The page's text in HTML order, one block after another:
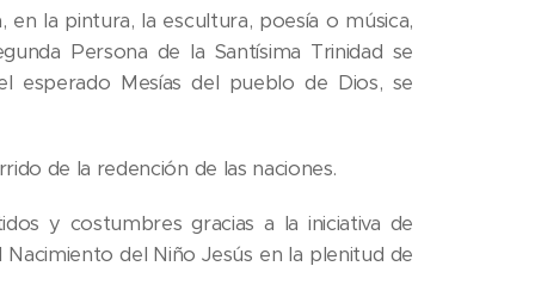
la pintura, la escultura, poesía o música,
Persona de la Santísima Trinidad se
esperado Mesías del pueblo de Dios, se
de la redención de las naciones.
y costumbres gracias a la iniciativa de
del Niño Jesús en la plenitud de